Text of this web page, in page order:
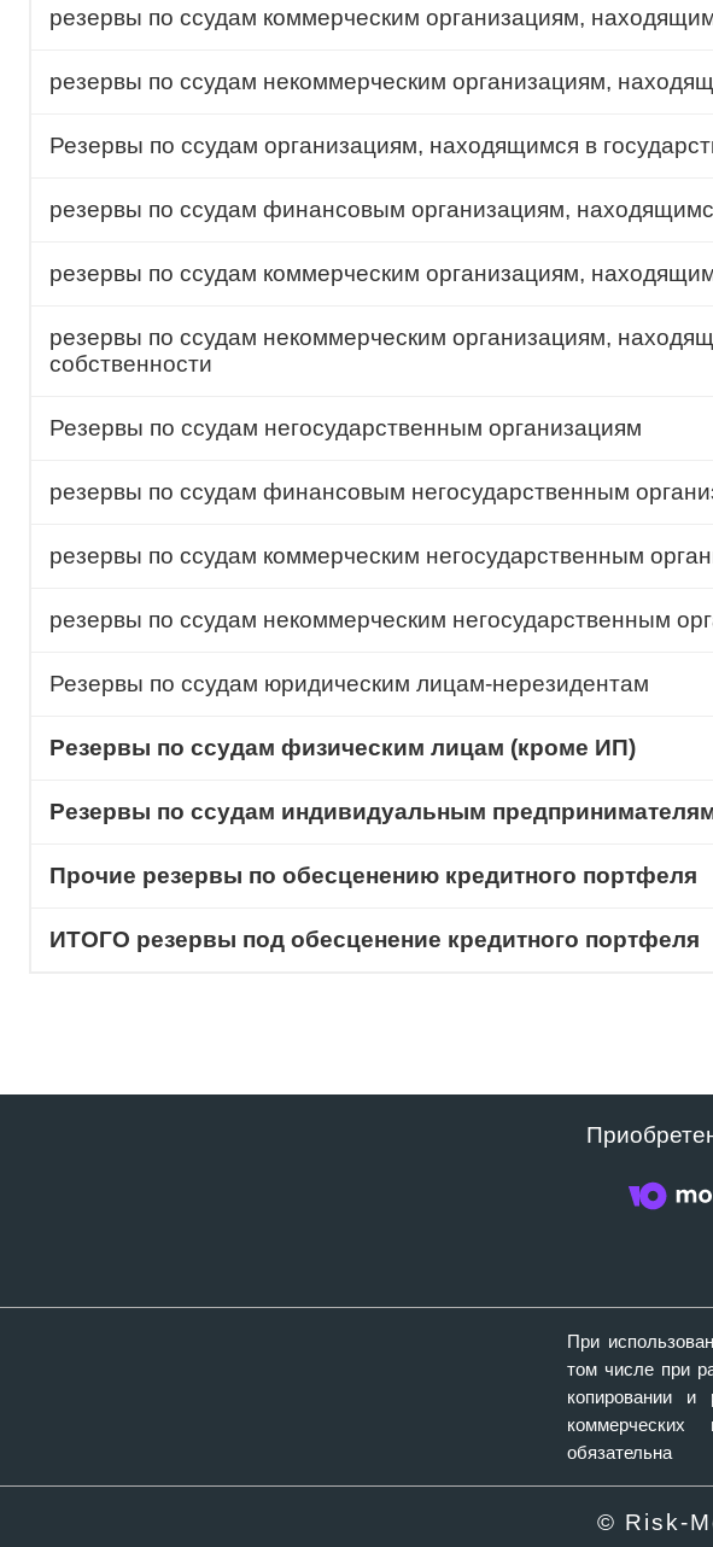
резервы по ссудам коммерческим организациям,
резервы по ссудам некоммерческим организациям,
Резервы по ссудам организациям, находящимся в
резервы по ссудам финансовым организациям,
резервы по ссудам коммерческим организациям,
резервы по ссудам некоммерческим организациям,
собственности
Резервы по ссудам негосударственным организациям
резервы по ссудам финансовым негосударственным
резервы по ссудам коммерческим негосударственным
резервы по ссудам некоммерческим негосударственным
Резервы по ссудам юридическим лицам-нерезидентам
Резервы по ссудам физическим лицам (кроме ИП)
Резервы по ссудам индивидуальным
Прочие резервы по обесценению кредитного портфеля
ИТОГО резервы под обесценение кредитного портфеля
При
том числе при
копировании и
обязательна
© Risk-